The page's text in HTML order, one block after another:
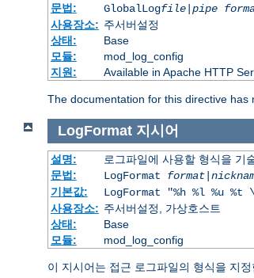
문법:
GlobalLogfile| pipe
사용장소: 주서버설정
상태:
Base
모듈:
mod_log_config
지원:
Available in Apache HTTP
The documentation for this directive
LogFormat 지시어
설명:
로그파일에 사용할 형식을 기
문법:
LogFormat format|
기본값:
LogFormat "%h %l %u %t
사용장소: 주서버설정, 가상호스트
상태:
Base
모듈:
mod_log_config
이 지시어는 접근 로그파일의 형식을 지정